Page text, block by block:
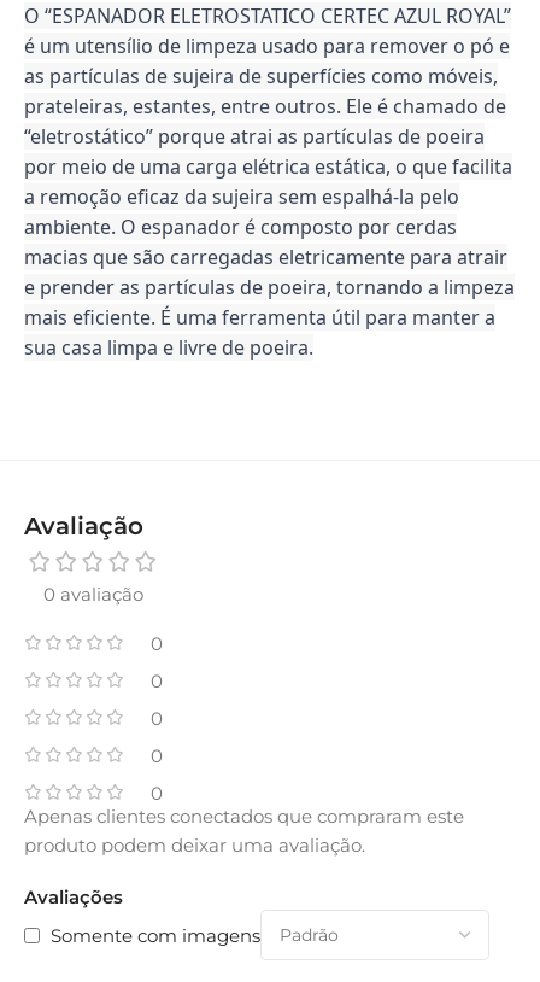
O “ESPANADOR ELETROSTATICO CERTEC AZUL ROYAL”
é um utensílio de limpeza usado para remover o pó e
as partículas de sujeira de superfícies como móveis,
prateleiras, estantes, entre outros. Ele é chamado de
“eletrostático” porque atrai as partículas de poeira
por meio de uma carga elétrica estática, o que facilita
a remoção eficaz da sujeira sem espalhá-la pelo
ambiente. O espanador é composto por cerdas
macias que são carregadas eletricamente para atrair
e prender as partículas de poeira, tornando a limpeza
mais eficiente. É uma ferramenta útil para manter a
sua casa limpa e livre de poeira.
Avaliação
0 avaliação
0
0
0
0
0
Avaliações
Somente com imagens
Apenas clientes conectados que compraram este
produto podem deixar uma avaliação.